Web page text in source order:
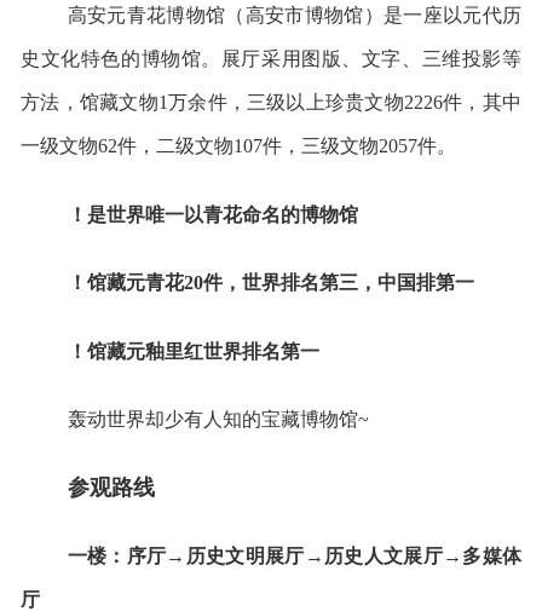
高安元青花博物馆（高安市博物馆）是一座以元代历
史文化特色的博物馆。展厅采用图版、文字、三维投影等
方法，馆藏文物1万余件，三级以上珍贵文物2226件，其中
一级文物62件，二级文物107件，三级文物2057件。
！是世界唯一以青花命名的博物馆
！馆藏元青花20件，世界排名第三，中国排第一
！馆藏元釉里红世界排名第一
轰动世界却少有人知的宝藏博物馆~
参观路线
一楼：序厅→历史文明展厅→历史人文展厅→多媒体
厅